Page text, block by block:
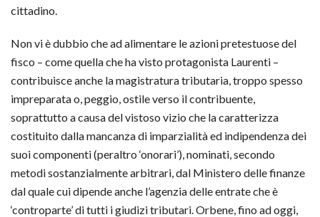
cittadino.
Non vi è dubbio che ad alimentare le azioni pretestuose del
fisco – come quella che ha visto protagonista Laurenti –
contribuisce anche la magistratura tributaria, troppo spesso
impreparata o, peggio, ostile verso il contribuente,
soprattutto a causa del vistoso vizio che la caratterizza
costituito dalla mancanza di imparzialità ed indipendenza dei
suoi componenti (peraltro ‘onorari’), nominati, secondo
metodi sostanzialmente arbitrari, dal Ministero delle finanze
dal quale cui dipende anche l’agenzia delle entrate che è
‘controparte’ di tutti i giudizi tributari. Orbene, fino ad oggi,